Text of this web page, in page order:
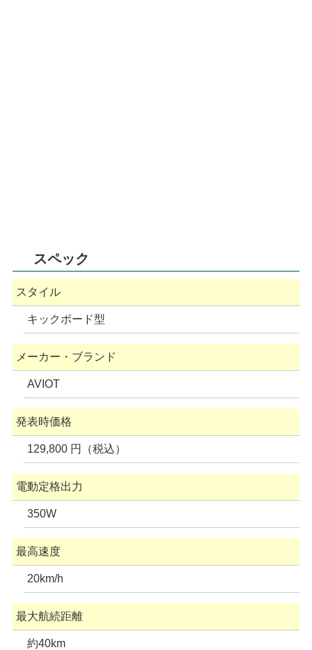
スペック
スタイル
キックボード型
メーカー・ブランド
AVIOT
発表時価格
129,800 円（税込）
電動定格出力
350W
最高速度
20km/h
最大航続距離
約40km